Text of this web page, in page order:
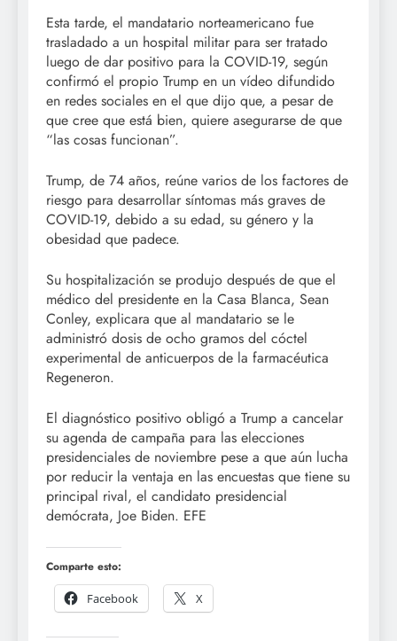
Esta tarde, el mandatario norteamericano fue
trasladado a un hospital militar para ser tratado
luego de dar positivo para la COVID-19, según
confirmó el propio Trump en un vídeo difundido
en redes sociales en el que dijo que, a pesar de
que cree que está bien, quiere asegurarse de que
“las cosas funcionan”.
Trump, de 74 años, reúne varios de los factores de
riesgo para desarrollar síntomas más graves de
COVID-19, debido a su edad, su género y la
obesidad que padece.
Su hospitalización se produjo después de que el
médico del presidente en la Casa Blanca, Sean
Conley, explicara que al mandatario se le
administró dosis de ocho gramos del cóctel
experimental de anticuerpos de la farmacéutica
Regeneron.
El diagnóstico positivo obligó a Trump a cancelar
su agenda de campaña para las elecciones
presidenciales de noviembre pese a que aún lucha
por reducir la ventaja en las encuestas que tiene su
principal rival, el candidato presidencial
demócrata, Joe Biden. EFE
Comparte esto:
Facebook
X